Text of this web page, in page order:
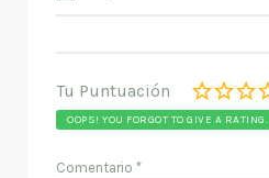
Tu Puntuación
OOPS! YOU FORGOT TO GIVE A RATING.
Comentario *